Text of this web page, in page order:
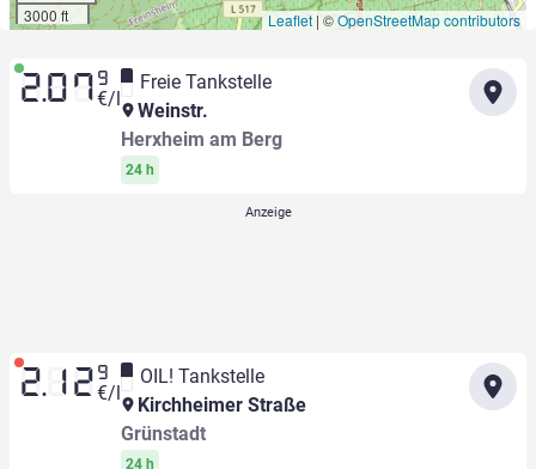
3000 ft
Leaflet | ©OpenStreetMap contributors
2.07 9
€/l
Freie Tankstelle
Weinstr.
Herxheim am Berg
24 h
2.12 9
€/l
OIL! Tankstelle
Kirchheimer Straße
Grünstadt
24 h